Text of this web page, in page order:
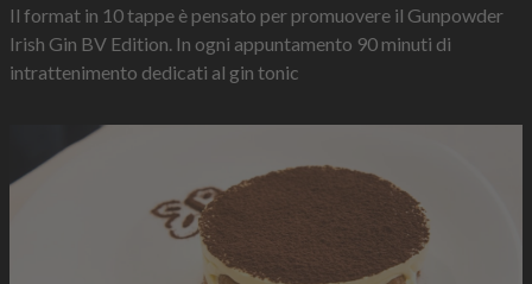
Il format in 10 tappe è pensato per promuovere il Gunpowder
Irish Gin BV Edition. In ogni appuntamento 90 minuti di
intrattenimento dedicati al gin tonic